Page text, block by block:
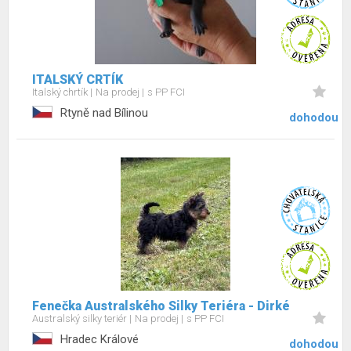
ITALSKÝ CRTÍK
Italský chrtík Na prodej s PP FCI
Rtyně nad Bílinou dohodou
Fenečka Australského Silky Teriéra - Dirké
Australský silky teriér Na prodej s PP FCI
Hradec Králové dohodou